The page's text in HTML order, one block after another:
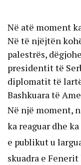
Në atë moment
Në të njëjtën
palestrës,
presidentit të
diplomatit të
Bashkuara të
Në një moment,
ka reaguar dhe
e publikut u
skuadra e